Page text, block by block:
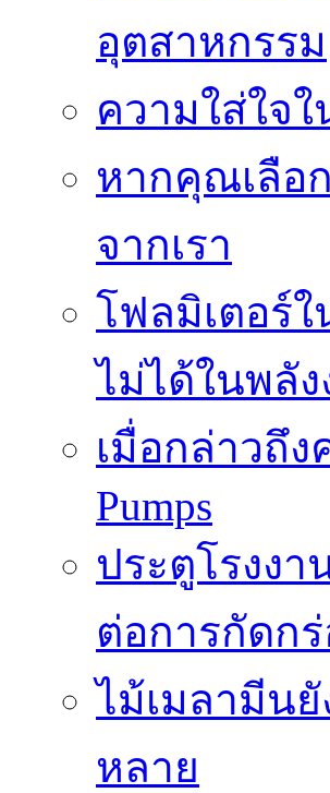
อุตสาหกรรม
ความใส่ใจ
หากคุณเลือ
จากเรา
โฟลมิเตอร์
ไม่ได้ในพลั
เมื่อกล่าวถึง
Pumps
ประตูโรงง
ต่อการกัดก
ไม้เมลามีน
หลาย